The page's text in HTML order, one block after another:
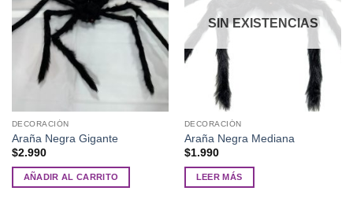
DECORACIÓN
Araña Negra Gigante
$2.990
AÑADIR AL CARRITO
SIN EXISTENCIAS
DECORACIÓN
Araña Negra Mediana
$1.990
LEER MÁS